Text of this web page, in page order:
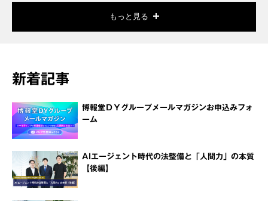
もっと見る
新着記事
博報堂ＤＹグループメールマガジンお申込みフォ
ーム
AIエージェント時代の法整備と「人間力」の本質
【後編】